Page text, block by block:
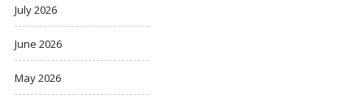
July 2026
June 2026
May 2026